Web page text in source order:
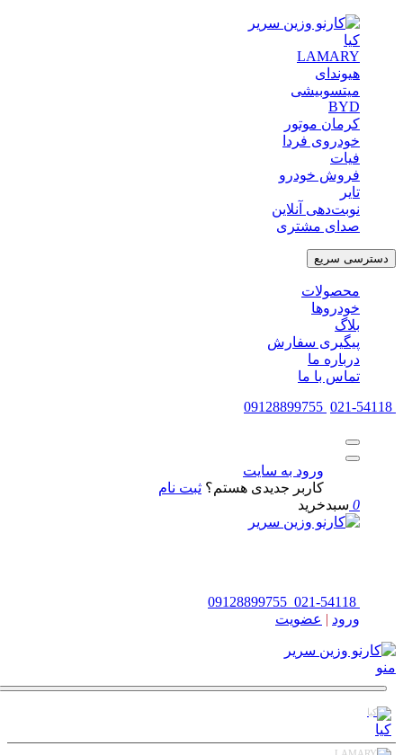
کیا
LAMARY
هیوندای
میتسوبیشی
BYD
کرمان موتور
خودروی فردا
فیات
فروش خودرو
تایر
نوبت‌دهی آنلاین
صدای مشتری
دسترسی سریع
محصولات
خودروها
بلاگ
پیگیری سفارش
درباره ما
تماس با ما
ورود به سایت
کاربر جدیدی هستم؟ ثبت نام
0 سبدخرید
ورود | عضویت
منو
کیا